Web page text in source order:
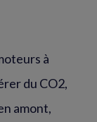
à
du CO2,
amont,